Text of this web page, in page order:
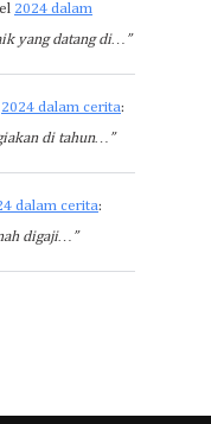
2024 dalam
yang datang di…”
2024 dalam cerita:
di tahun…”
dalam cerita:
digaji…”